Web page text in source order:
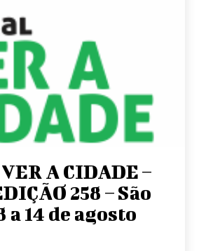
A CIDADE –
258 – São
a 14 de agosto